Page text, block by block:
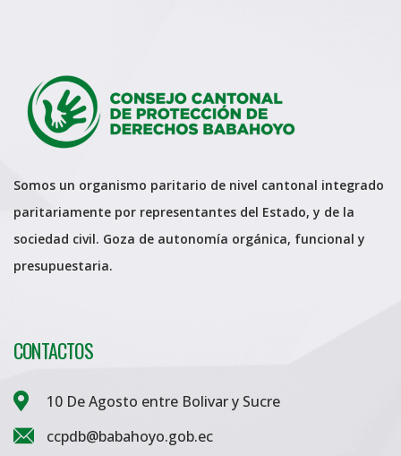
Somos un organismo paritario de nivel cantonal integrado
paritariamente por representantes del Estado, y de la
sociedad civil. Goza de autonomía orgánica, funcional y
presupuestaria.
CONTACTOS
10 De Agosto entre Bolivar y Sucre
ccpdb@babahoyo.gob.ec